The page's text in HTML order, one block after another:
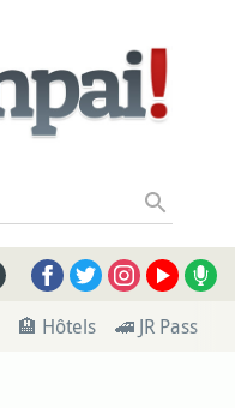
🏨 Hôtels 🚄 JR Pass